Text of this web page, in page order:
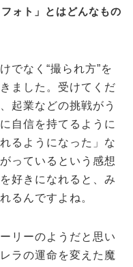
ォト」とはどんなもの
でなく“撮られ方”を
ました。受けてくだ
起業などの挑戦がう
自信を持てるように
るようになった」な
っているという感想
好きになれると、み
るんですよね。
リーのようだと思い
ラの運命を変えた魔